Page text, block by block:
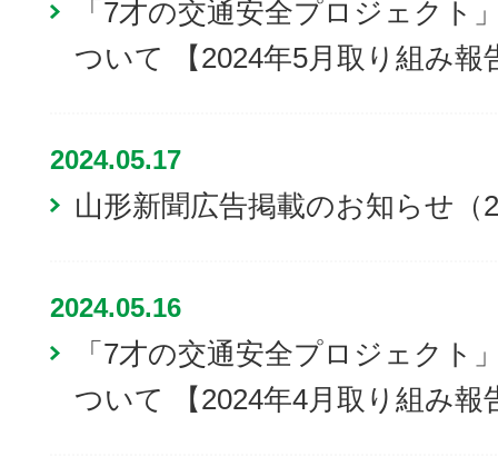
「7才の交通安全プロジェクト
ついて 【2024年5月取り組み報
2024.05.17
山形新聞広告掲載のお知らせ（
2024.05.16
「7才の交通安全プロジェクト
ついて 【2024年4月取り組み報